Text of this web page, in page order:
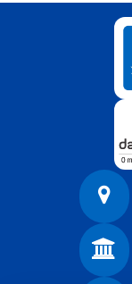
Prefeitura Municipal